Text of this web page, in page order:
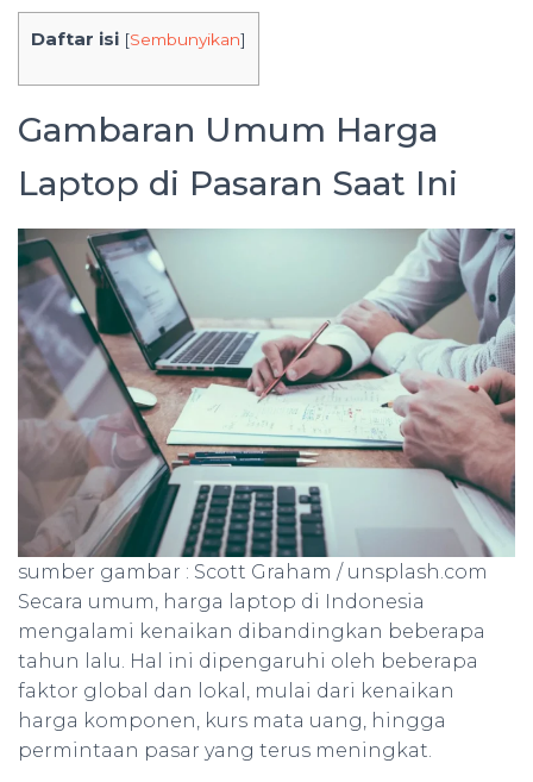
Daftar isi [Sembunyikan]
Gambaran Umum Harga
Laptop di Pasaran Saat Ini
sumber gambar : Scott Graham / unsplash.com
Secara umum, harga laptop di Indonesia
mengalami kenaikan dibandingkan beberapa
tahun lalu. Hal ini dipengaruhi oleh beberapa
faktor global dan lokal, mulai dari kenaikan
harga komponen, kurs mata uang, hingga
permintaan pasar yang terus meningkat.